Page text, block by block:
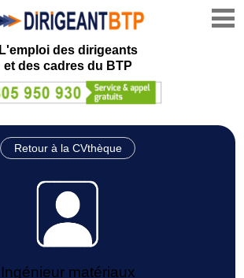
L'emploi des dirigeants
et des cadres du BTP
Retour à la CVthèque
Ingénieur matériaux